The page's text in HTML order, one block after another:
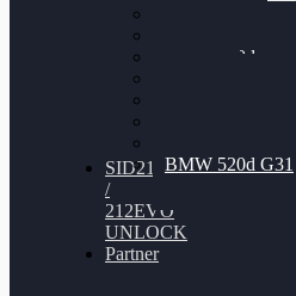
BMW 120d
BMW 520d G31
SID212
/
212EVO
UNLOCK
Partner